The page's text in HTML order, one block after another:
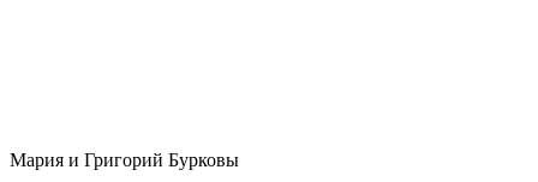
Мария и Григорий Бурковы